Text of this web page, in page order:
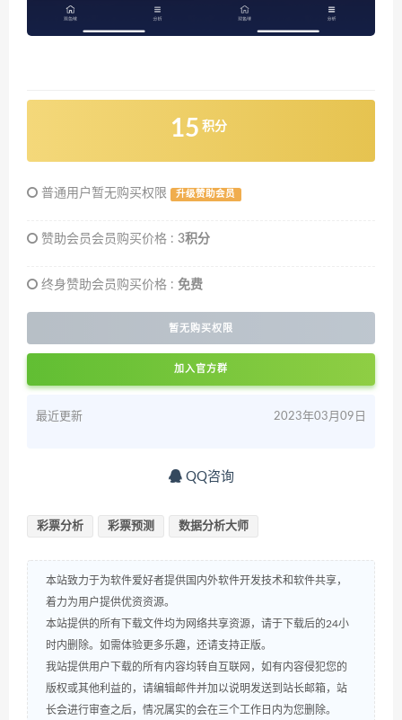
15 积分
普通用户暂无购买权限 升级赞助会员
赞助会员会员购买价格 : 3积分
终身赞助会员购买价格 : 免费
暂无购买权限
加入官方群
最近更新 2023年03月09日
QQ咨询
彩票分析 彩票预测 数据分析大师
本站致力于为软件爱好者提供国内外软件开发技术和软件共享，
着力为用户提供优资资源。
本站提供的所有下载文件均为网络共享资源，请于下载后的24小
时内删除。如需体验更多乐趣，还请支持正版。
我站提供用户下载的所有内容均转自互联网，如有内容侵犯您的
版权或其他利益的，请编辑邮件并加以说明发送到站长邮箱，站
长会进行审查之后，情况属实的会在三个工作日内为您删除。